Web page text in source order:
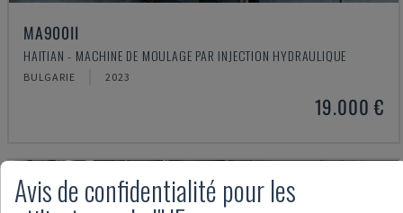
MA900ІІ
HAITIAN - MACHINE DE MOULAGE PAR INJECTION HYDRAULIQUE
BULGARIE 2023
19.000 €
Avis de confidentialité pour les